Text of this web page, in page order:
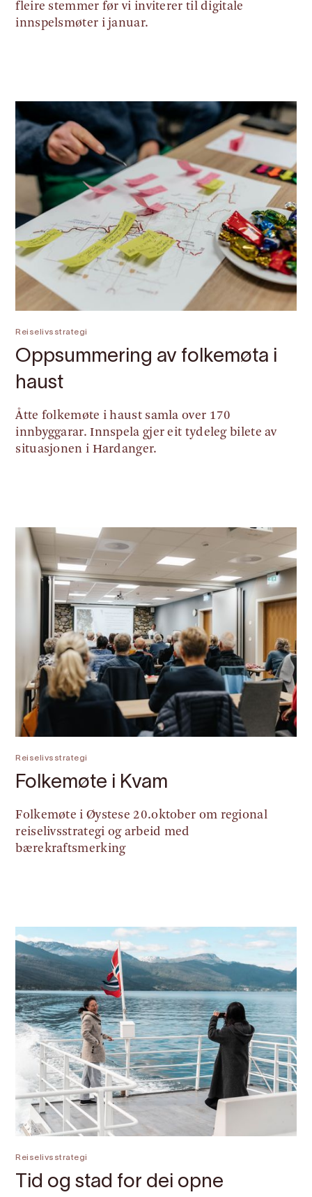
fleire stemmer før vi inviterer til digitale
innspelsmøter i januar.
Reiselivsstrategi
Oppsummering av folkemøta i
haust
Åtte folkemøte i haust samla over 170
innbyggarar. Innspela gjer eit tydeleg bilete av
situasjonen i Hardanger.
Reiselivsstrategi
Folkemøte i Kvam
Folkemøte i Øystese 20.oktober om regional
reiselivsstrategi og arbeid med
bærekraftsmerking
Reiselivsstrategi
Tid og stad for dei opne